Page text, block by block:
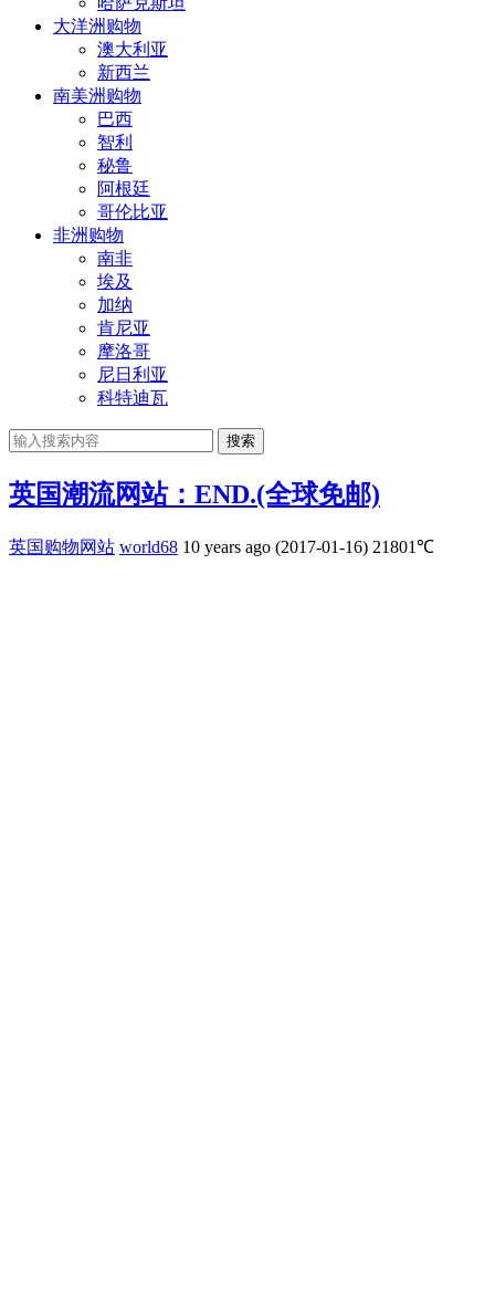
大洋洲购物
澳大利亚
新西兰
南美洲购物
巴西
智利
秘鲁
阿根廷
哥伦比亚
非洲购物
南非
埃及
加纳
肯尼亚
摩洛哥
尼日利亚
科特迪瓦
搜索
英国潮流网站：END.(全球免邮)
英国购物网站 world68 10 years ago (2017-01-16) 21801℃